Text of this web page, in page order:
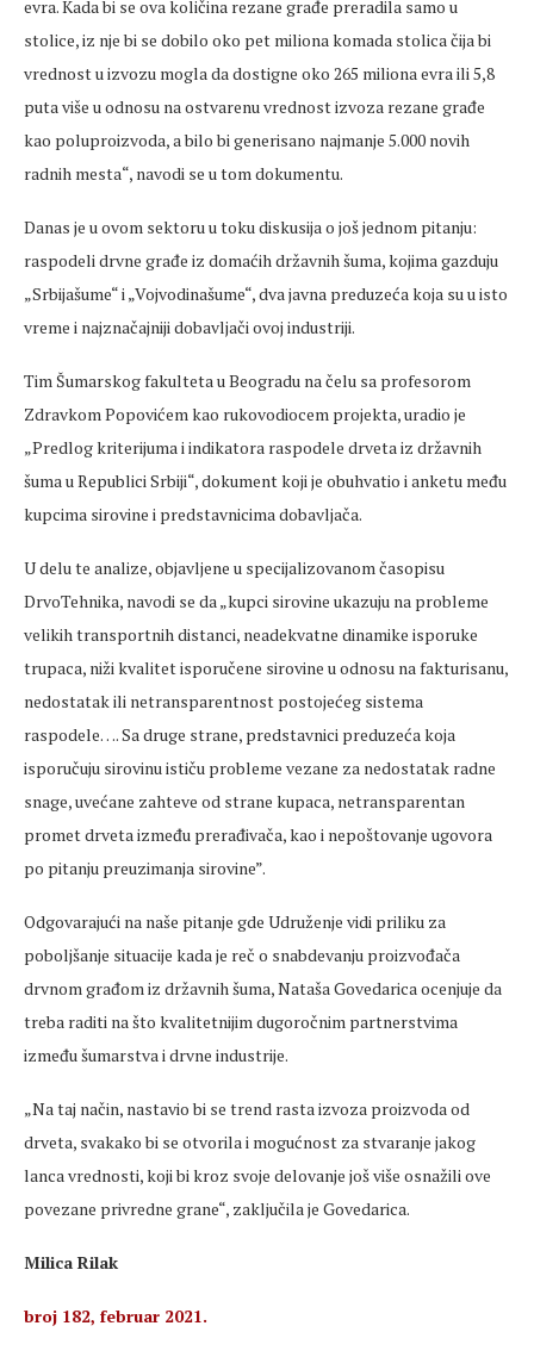
evra. Kada bi se ova količina rezane građe preradila samo u
stolice, iz nje bi se dobilo oko pet miliona komada stolica čija bi
vrednost u izvozu mogla da dostigne oko 265 miliona evra ili 5,8
puta više u odnosu na ostvarenu vrednost izvoza rezane građe
kao poluproizvoda, a bilo bi generisano najmanje 5.000 novih
radnih mesta“, navodi se u tom dokumentu.
Danas je u ovom sektoru u toku diskusija o još jednom pitanju:
raspodeli drvne građe iz domaćih državnih šuma, kojima gazduju
„Srbijašume“ i „Vojvodinašume“, dva javna preduzeća koja su u isto
vreme i najznačajniji dobavljači ovoj industriji.
Tim Šumarskog fakulteta u Beogradu na čelu sa profesorom
Zdravkom Popovićem kao rukovodiocem projekta, uradio je
„Predlog kriterijuma i indikatora raspodele drveta iz državnih
šuma u Republici Srbiji“, dokument koji je obuhvatio i anketu među
kupcima sirovine i predstavnicima dobavljača.
U delu te analize, objavljene u specijalizovanom časopisu
DrvoTehnika, navodi se da „kupci sirovine ukazuju na probleme
velikih transportnih distanci, neadekvatne dinamike isporuke
trupaca, niži kvalitet isporučene sirovine u odnosu na fakturisanu,
nedostatak ili netransparentnost postojećeg sistema
raspodele…. Sa druge strane, predstavnici preduzeća koja
isporučuju sirovinu ističu probleme vezane za nedostatak radne
snage, uvećane zahteve od strane kupaca, netransparentan
promet drveta između prerađivača, kao i nepoštovanje ugovora
po pitanju preuzimanja sirovine”.
Odgovarajući na naše pitanje gde Udruženje vidi priliku za
poboljšanje situacije kada je reč o snabdevanju proizvođača
drvnom građom iz državnih šuma, Nataša Govedarica ocenjuje da
treba raditi na što kvalitetnijim dugoročnim partnerstvima
između šumarstva i drvne industrije.
„Na taj način, nastavio bi se trend rasta izvoza proizvoda od
drveta, svakako bi se otvorila i mogućnost za stvaranje jakog
lanca vrednosti, koji bi kroz svoje delovanje još više osnažili ove
povezane privredne grane“, zaključila je Govedarica.
Milica Rilak
broj 182, februar 2021.